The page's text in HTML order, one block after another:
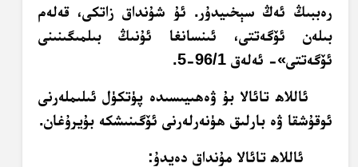
رەببىڭ ئەڭ سېخىيدۇر. ئۇ شۇنداق زاتكى، قەلەم
بىلەن ئۆگەتتى، ئىنسانغا ئۇنىڭ بىلمىگىنىنى
ئۆگەتتى»- ئەلەق 96/1-5.
ئاللاھ تائالا بۇ ۋەھىيىسىدە پۈتكۈل ئىلىملەرنى
ئوقۇشقا ۋە بارلىق ھۈنەرلەرنى ئۆگىنىشكە بۇيرۇغان.
ئاللاھ تائالا مۇنداق دەيدۇ: